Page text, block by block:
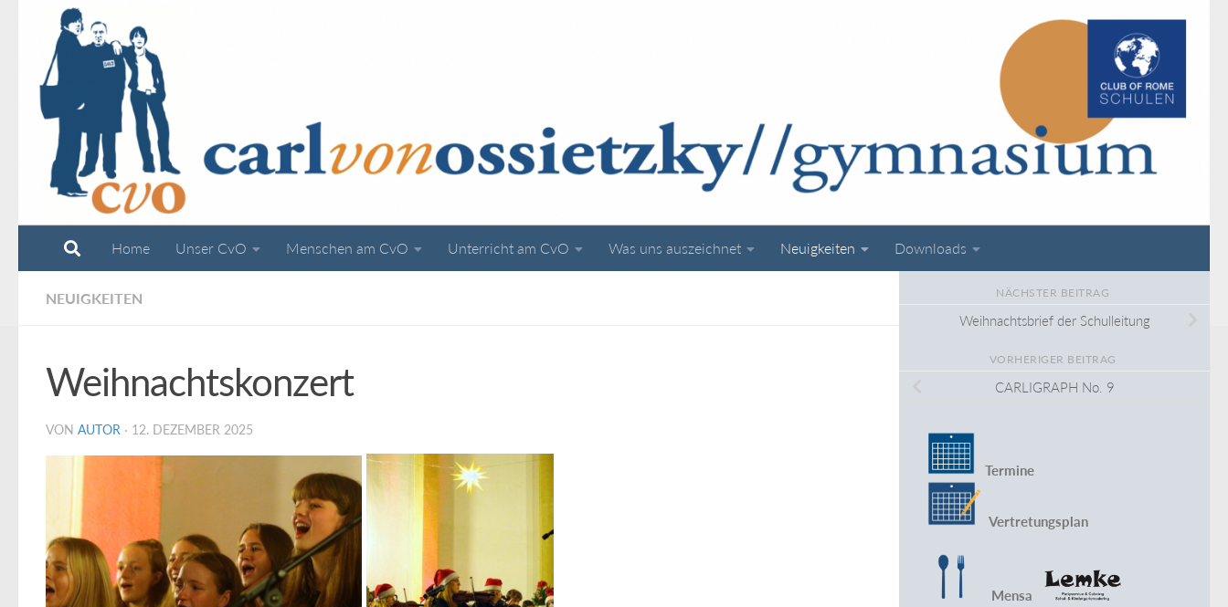
Zum Inhalt springen
Home Unser CvO Menschen am CvO Unterricht am CvO Was uns auszeichnet Neuigkeiten Downloads
NEUIGKEITEN
Weihnachtskonzert
VON AUTOR · 12. DEZEMBER 2025
NÄCHSTER BEITRAG
Weihnachtsbrief der Schulleitung
VORHERIGER BEITRAG
CARLIGRAPH No. 9
Termine
Vertretungsplan
Mensa